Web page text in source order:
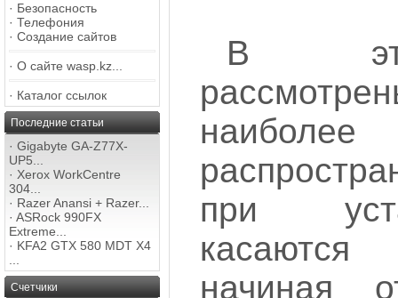
· Безопасность
· Телефония
· Создание сайтов
· О сайте wasp.kz...
· Каталог ссылок
Последние статьи
· Gigabyte GA-Z77X-
UP5...
· Xerox WorkCentre
304...
· Razer Anansi + Razer...
· ASRock 990FX
Extreme...
· KFA2 GTX 580 MDT X4
Счетчики
В
наиболее
при
касаются
начиная